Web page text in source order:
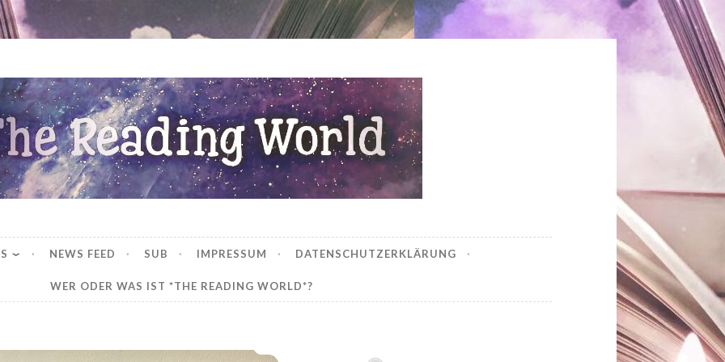
World
NEWS FEED SUB IMPRESSUM DATENSCHUTZERKLÄRUNG
WER ODER WAS IST *THE READING WORLD*?
*Bookish – Wie, Wo, Was, Warum?*